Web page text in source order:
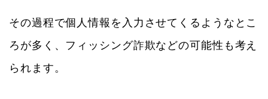
その過程で個人情報を入力させてくるようなとこ
ろが多く、フィッシング詐欺などの可能性も考え
られます。